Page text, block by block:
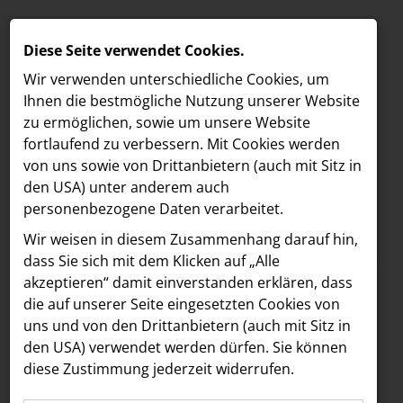
MELDUNGEN
LOEBELL NORDBERG
INNER
aehre
Astoria Artshow
B/S/H Hausgeräte
Meldungen / Freshfields / Corporate & Finance
Text Bilder
23.02.2026
Freshfields advises
Universal Music
Diese Seite verwendet Cookies.
Wir verwenden unterschiedliche Cookies, um
Ihnen die best­mögliche Nutzung unserer Website
zu ermöglichen, sowie um unsere Website
fortlaufend zu verbessern. Mit Cookies werden
von uns sowie von Drittanbietern (auch mit Sitz in
den USA) unter anderem auch
personenbezogene Daten verarbeitet.
Wir weisen in diesem Zusammenhang darauf hin,
dass Sie sich mit dem Klicken auf „Alle
akzeptieren“ damit ein­ver­standen erklären, dass
die auf unserer Seite eingesetzten Cookies von
uns und von den Drittanbietern (auch mit Sitz in
den USA) verwendet werden dürfen. Sie können
diese Zustimmung jederzeit widerrufen.